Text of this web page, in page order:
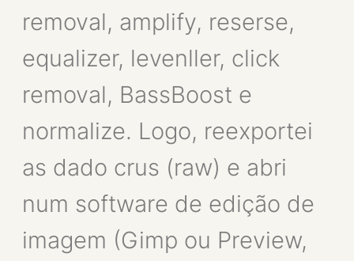
removal, amplify, reserse,
equalizer, levenller, click
removal, BassBoost e
normalize. Logo, reexportei
as dado crus (raw) e abri
num software de edição de
imagem (Gimp ou Preview,